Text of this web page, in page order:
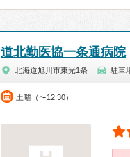
道北勤医協一条通病院
北海道旭川市東光1条 駐車
土曜（〜12:30）